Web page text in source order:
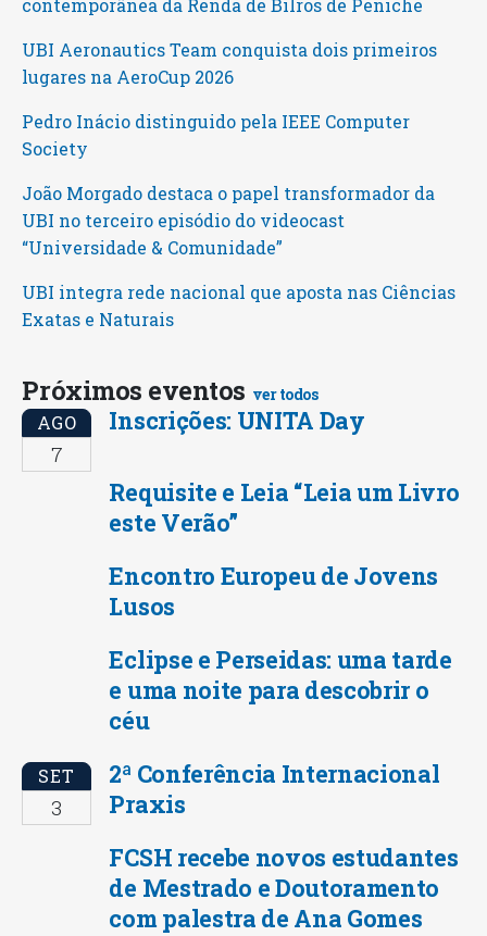
UBI Aeronautics Team conquista dois primeiros
lugares na AeroCup 2026
Pedro Inácio distinguido pela IEEE Computer
Society
João Morgado destaca o papel transformador da
UBI no terceiro episódio do videocast
“Universidade & Comunidade”
UBI integra rede nacional que aposta nas Ciências
Exatas e Naturais
Próximos eventos ver todos
AGO
7
Inscrições: UNITA Day
Requisite e Leia “Leia um Livro
este Verão”
Encontro Europeu de Jovens
Lusos
Eclipse e Perseidas: uma tarde
e uma noite para descobrir o
céu
SET
3
2ª Conferência Internacional
Praxis
FCSH recebe novos estudantes
de Mestrado e Doutoramento
com palestra de Ana Gomes